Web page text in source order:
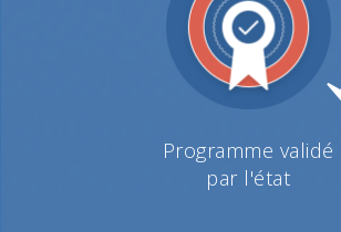
Programme validé
par l'état